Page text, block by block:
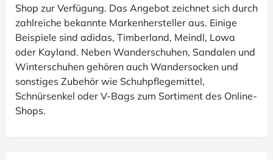
Shop zur Verfügung. Das Angebot zeichnet sich durch
zahlreiche bekannte Markenhersteller aus. Einige
Beispiele sind adidas, Timberland, Meindl, Lowa
oder Kayland. Neben Wanderschuhen, Sandalen und
Winterschuhen gehören auch Wandersocken und
sonstiges Zubehör wie Schuhpflegemittel,
Schnürsenkel oder V-Bags zum Sortiment des Online-
Shops.